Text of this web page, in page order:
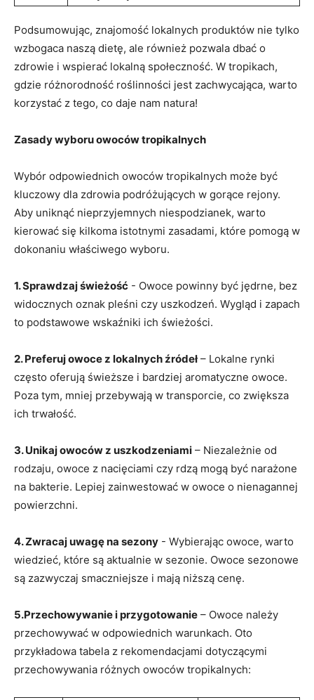
Podsumowując, znajomość lokalnych produktów nie tylko
wzbogaca naszą dietę, ale⁣ również pozwala dbać o⁤
zdrowie ⁢i wspierać ⁤lokalną​ społeczność. W tropikach,
gdzie różnorodność roślinności ‍jest zachwycająca, warto‌
korzystać⁣ z ⁣tego, co daje nam⁢ natura!
Zasady wyboru owoców tropikalnych
Wybór​ odpowiednich ⁣owoców tropikalnych może ⁤być
kluczowy dla zdrowia podróżujących w gorące rejony.
Aby uniknąć nieprzyjemnych‍ niespodzianek, warto
kierować się‍ kilkoma istotnymi zasadami, które ‌pomogą w
dokonaniu​ właściwego ‍wyboru.
1. Sprawdzaj świeżość ‍- Owoce⁤ powinny być jędrne, bez
widocznych⁣ oznak pleśni czy ‍uszkodzeń. Wygląd i zapach
to podstawowe wskaźniki ich świeżości.
2. Preferuj owoce z lokalnych‍ źródeł– Lokalne rynki
często ‍oferują​ świeższe i⁢ bardziej⁤ aromatyczne owoce.
Poza tym, mniej przebywają⁣ w transporcie, co zwiększa
ich ​trwałość.
3. Unikaj owoców‌ z uszkodzeniami – Niezależnie od
rodzaju, owoce z nacięciami‍ czy rdzą mogą być narażone⁣
na bakterie. Lepiej zainwestować ⁣w owoce o nienagannej
powierzchni.
4. Zwracaj uwagę na sezony ‌- Wybierając owoce, ⁢warto
wiedzieć, które są aktualnie ⁢w sezonie. Owoce sezonowe
⁤są zazwyczaj smaczniejsze ⁤i mają niższą cenę.
5.Przechowywanie i przygotowanie – Owoce należy
przechowywać w⁢ odpowiednich warunkach. ⁣Oto
przykładowa tabela z⁣ rekomendacjami‍ dotyczącymi
przechowywania różnych owoców‌ tropikalnych: